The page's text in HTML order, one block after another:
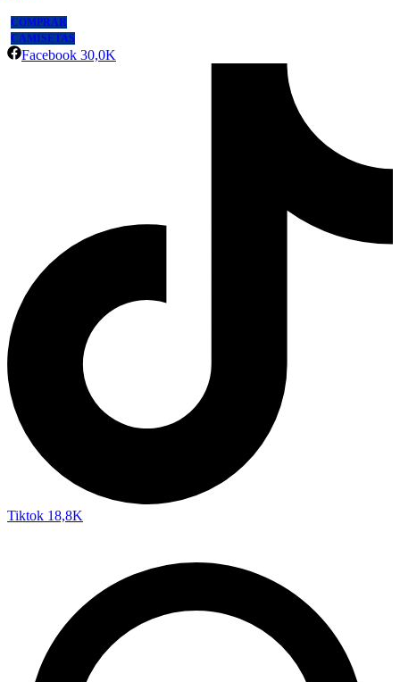
COMPRAR
CAMISETAS
Facebook 30,0K
Tiktok 18,8K